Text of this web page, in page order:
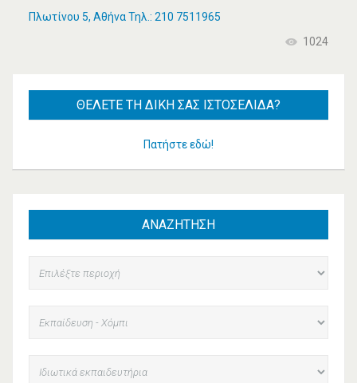
Πλωτίνου 5, Αθήνα Τηλ.: 210 7511965
1024
ΘΈΛΕΤΕ ΤΗ ΔΙΚΉ ΣΑΣ ΙΣΤΟΣΕΛΊΔΑ?
Πατήστε εδώ!
ΑΝΑΖΗΤΗΣΗ